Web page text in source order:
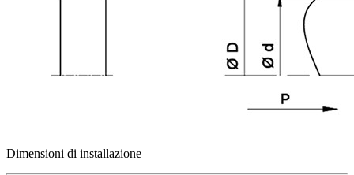
Dimensioni di installazione